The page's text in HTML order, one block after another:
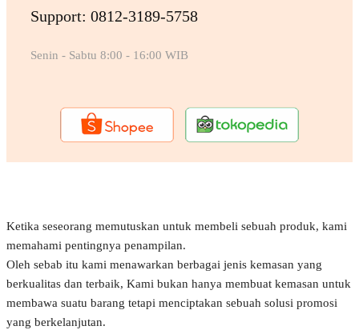
Support: 0812-3189-5758
Senin - Sabtu 8:00 - 16:00 WIB
Ketika seseorang memutuskan untuk membeli sebuah produk, kami
memahami pentingnya penampilan.
Oleh sebab itu kami menawarkan berbagai jenis kemasan yang
berkualitas dan terbaik, Kami bukan hanya membuat kemasan untuk
membawa suatu barang tetapi menciptakan sebuah solusi promosi
yang berkelanjutan.